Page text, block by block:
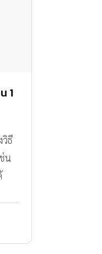
1
วิธี
น